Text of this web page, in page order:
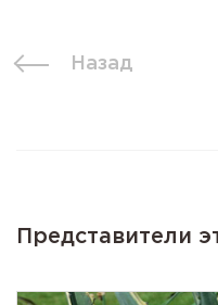
Назад
Представители